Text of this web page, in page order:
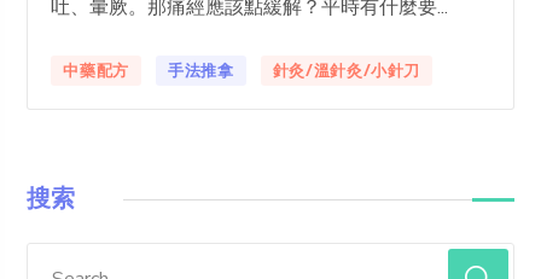
吐、暈厥。那痛經應該點緩解？平時有什麼要...
中藥配方 手法推拿 針灸/溫針灸/小針刀
搜索